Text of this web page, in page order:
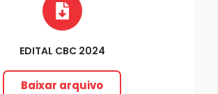
EDITAL CBC 2024
Baixar arquivo